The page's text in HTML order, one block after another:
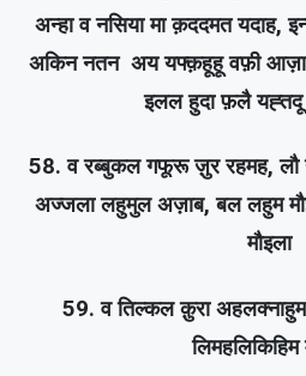
अन्हा व नसिया मा क़ददमत यदाह,
अकिन नतन अय यफ्क़हूहू वफ़ी
इलल हुदा फ़लै
58. व रब्बुकल गफूरू ज़ुर रहमह, लौ
अज्जला लहुमुल अज़ाब, बल लहुम
मौइला
59. व तिल्कल क़ुरा
लिमहलिकिहिम